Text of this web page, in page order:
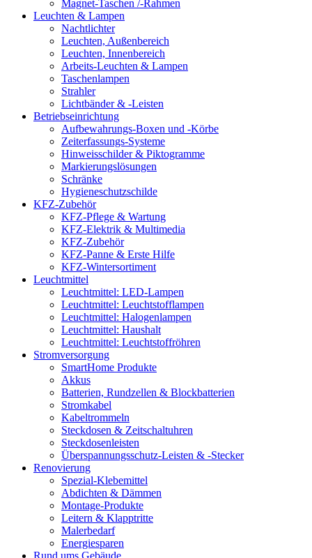
Magnet-Taschen /-Rahmen
Leuchten & Lampen
Nachtlichter
Leuchten, Außenbereich
Leuchten, Innenbereich
Arbeits-Leuchten & Lampen
Taschenlampen
Strahler
Lichtbänder & -Leisten
Betriebseinrichtung
Aufbewahrungs-Boxen und -Körbe
Zeiterfassungs-Systeme
Hinweisschilder & Piktogramme
Markierungslösungen
Schränke
Hygieneschutzschilde
KFZ-Zubehör
KFZ-Pflege & Wartung
KFZ-Elektrik & Multimedia
KFZ-Zubehör
KFZ-Panne & Erste Hilfe
KFZ-Wintersortiment
Leuchtmittel
Leuchtmittel: LED-Lampen
Leuchtmittel: Leuchtstofflampen
Leuchtmittel: Halogenlampen
Leuchtmittel: Haushalt
Leuchtmittel: Leuchtstoffröhren
Stromversorgung
SmartHome Produkte
Akkus
Batterien, Rundzellen & Blockbatterien
Stromkabel
Kabeltrommeln
Steckdosen & Zeitschaltuhren
Steckdosenleisten
Überspannungsschutz-Leisten & -Stecker
Renovierung
Spezial-Klebemittel
Abdichten & Dämmen
Montage-Produkte
Leitern & Klapptritte
Malerbedarf
Energiesparen
Rund ums Gebäude